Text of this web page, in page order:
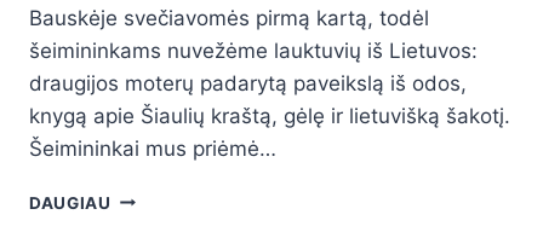
Bauskėje svečiavomės pirmą kartą, todėl
šeimininkams nuvežėme lauktuvių iš Lietuvos:
draugijos moterų padarytą paveikslą iš odos,
knygą apie Šiaulių kraštą, gėlę ir lietuvišką šakotį.
Šeimininkai mus priėmė…
DAUGIAU